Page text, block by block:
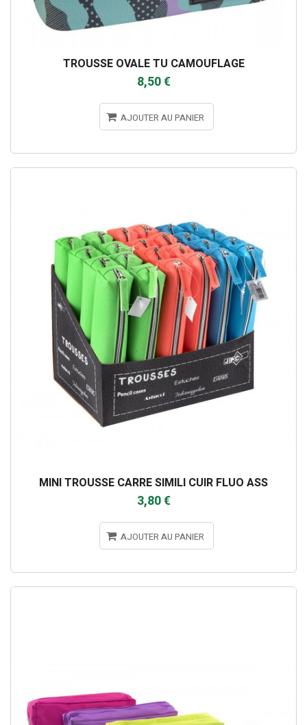
TROUSSE OVALE TU CAMOUFLAGE
8,50 €
AJOUTER AU PANIER
MINI TROUSSE CARRE SIMILI CUIR FLUO ASS
3,80 €
AJOUTER AU PANIER